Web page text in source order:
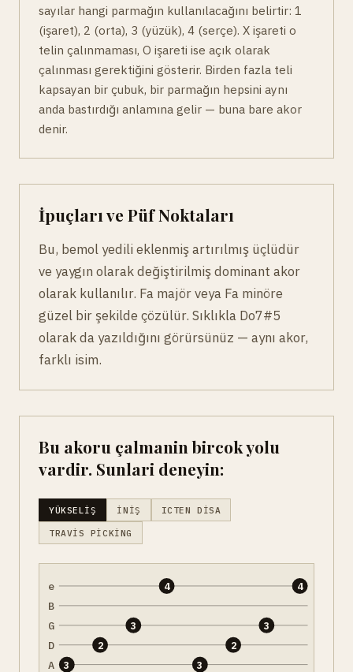
sayılar hangi parmağın kullanılacağını belirtir: 1
(işaret), 2 (orta), 3 (yüzük), 4 (serçe). X işareti o
telin çalınmaması, O işareti ise açık olarak
çalınması gerektiğini gösterir. Birden fazla teli
kapsayan bir çubuk, bir parmağın hepsini aynı
anda bastırdığı anlamına gelir — buna bare akor
denir.
İpuçları ve Püf Noktaları
Bu, bemol yedili eklenmiş artırılmış üçlüdür
ve yaygın olarak değiştirilmiş dominant akor
olarak kullanılır. Fa majör veya Fa minöre
güzel bir şekilde çözülür. Sıklıkla Do7#5
olarak da yazıldığını görürsünüz — aynı akor,
farklı isim.
Bu akoru çalmanin bircok yolu
vardir. Sunlari deneyin:
YÜKSELIŞ İNIŞ ICTEN DISA
TRAVIS PICKING
e
B
G
D
A 3
2
3
4
3
2
3
4